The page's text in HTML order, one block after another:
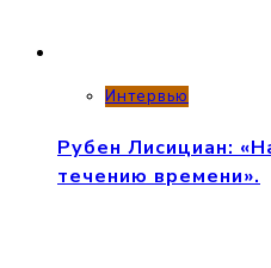
Интервью
Рубен Лисициан:
течению времени».